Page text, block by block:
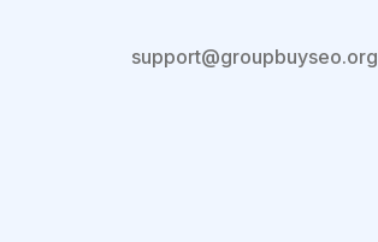
support@groupbuyseo.org